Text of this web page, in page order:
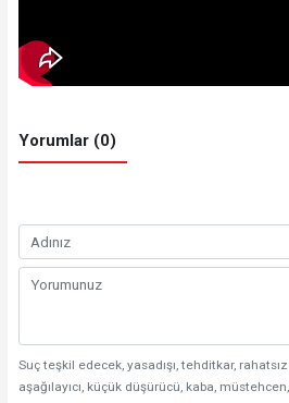
Yorumlar (0)
Suç teşkil edecek, yasadışı, tehditkar,
aşağılayıcı, küçük düşürücü, kaba,